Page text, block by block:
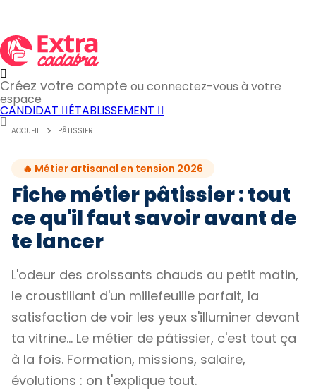
Créez votre compte ou connectez-vous à votre
espace
CANDIDAT ÉTABLISSEMENT
ACCUEIL PÂTISSIER
🔥 Métier artisanal en tension 2026
Fiche métier pâtissier : tout
ce qu'il faut savoir avant de
te lancer
L'odeur des croissants chauds au petit matin,
le croustillant d'un millefeuille parfait, la
satisfaction de voir les yeux s'illuminer devant
ta vitrine… Le métier de pâtissier, c'est tout ça
à la fois. Formation, missions, salaire,
évolutions : on t'explique tout.